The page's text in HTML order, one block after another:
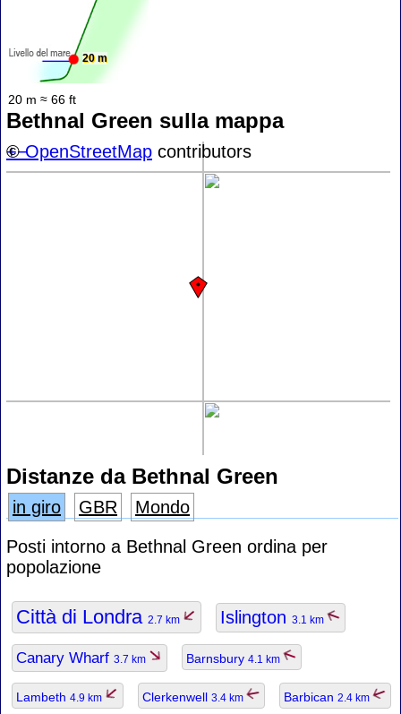
20 m
20 m ≈ 66 ft
Bethnal Green sulla mappa
+−
©OpenStreetMap contributors
Distanze da Bethnal Green
in giro GBR
Mondo
Posti intorno a Bethnal Green ordina per
popolazione
Città di Londra 2.7 km Islington 3.1 km
Canary Wharf 3.7 km Barnsbury 4.1 km
Lambeth 4.9 km Clerkenwell 3.4 km Barbican 2.4 km